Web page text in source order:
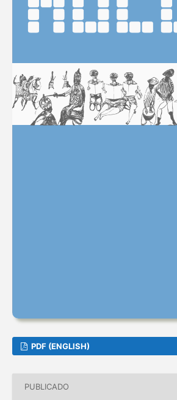
PDF (ENGLISH)
PUBLICADO